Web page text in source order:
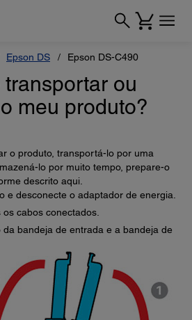
Epson DS Epson DS-C490
ou
meu produto?
o produto, transportá-lo por uma
lo por muito tempo, prepare-o
descrito aqui.
e desconecte o adaptador de energia.
cabos conectados.
da bandeja de entrada e a bandeja de